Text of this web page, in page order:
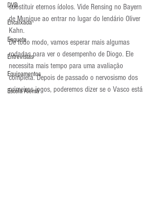
DVD
Encaixada
Enquete
Entrevistas
Equipamentos
Escola Alemã
substituir eternos ídolos. Vide Rensing no Bayern
de Munique ao entrar no lugar do lendário Oliver
Kahn.
De todo modo, vamos esperar mais algumas
rodadas para ver o desempenho de Diogo. Ele
necessita mais tempo para uma avaliação
completa. Depois de passado o nervosismo dos
primeiros jogos, poderemos dizer se o Vasco está